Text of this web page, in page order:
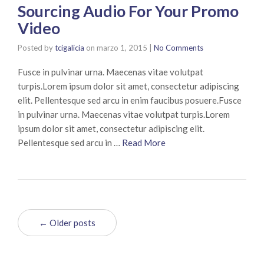
Sourcing Audio For Your Promo
Video
Posted bytcigalicia on marzo 1, 2015 No Comments
Fusce in pulvinar urna. Maecenas vitae volutpat
turpis.Lorem ipsum dolor sit amet, consectetur adipiscing
elit. Pellentesque sed arcu in enim faucibus posuere.Fusce
in pulvinar urna. Maecenas vitae volutpat turpis.Lorem
ipsum dolor sit amet, consectetur adipiscing elit.
Pellentesque sed arcu in … Read More
← Older posts